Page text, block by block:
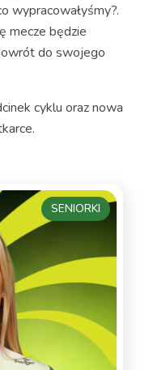
wypracowałyśmy?.
mecze będzie
do swojego
cyklu oraz nowa
SENIORKI